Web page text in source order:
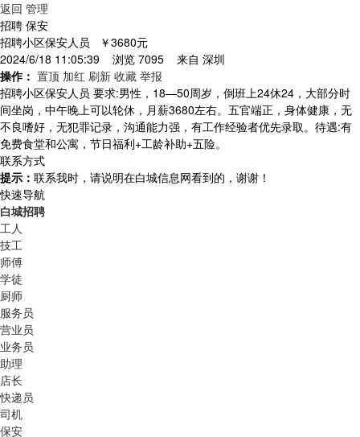
返回 管理
招聘 保安
招聘小区保安人员
￥3680元
2024/6/18 11:05:39 浏览 7095 来自 深圳
操作： 置顶 加红 刷新 收藏 举报
招聘小区保安人员 要求:男性，18—50周岁，倒班上24休24，大部分时
间坐岗，中午晚上可以轮休，月薪3680左右。五官端正，身体健康，无
不良嗜好，无犯罪记录，沟通能力强，有工作经验者优先录取。待遇:有
免费食堂和公寓，节日福利+工龄补助+五险。
联系方式
提示： 联系我时，请说明在白城信息网看到的，谢谢！
快速导航
白城招聘
工人
技工
师傅
学徒
厨师
服务员
营业员
业务员
助理
店长
快递员
司机
保安